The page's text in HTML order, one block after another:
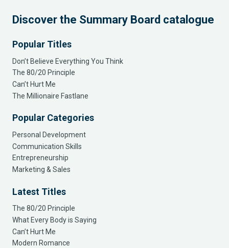
Discover the Summary Board catalogue
Popular Titles
Don’t Believe Everything You Think
The 80/20 Principle
Can’t Hurt Me
The Millionaire Fastlane
Popular Categories
Personal Development
Communication Skills
Entrepreneurship
Marketing & Sales
Latest Titles
The 80/20 Principle
What Every Body is Saying
Can’t Hurt Me
Modern Romance